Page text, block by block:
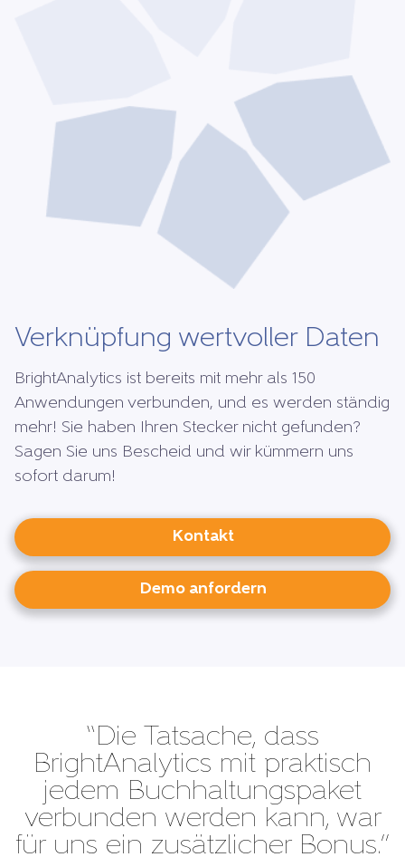
Verknüpfung wertvoller Daten
BrightAnalytics ist bereits mit mehr als 150
Anwendungen verbunden, und es werden ständig
mehr! Sie haben Ihren Stecker nicht gefunden?
Sagen Sie uns Bescheid und wir kümmern uns
sofort darum!
Kontakt
Demo anfordern
“Die Tatsache, dass
BrightAnalytics mit praktisch
jedem Buchhaltungspaket
verbunden werden kann, war
für uns ein zusätzlicher Bonus.”